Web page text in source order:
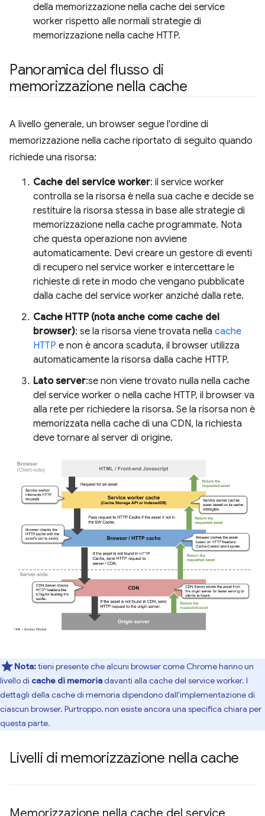
della memorizzazione nella cache dei service
worker rispetto alle normali strategie di
memorizzazione nella cache HTTP.
Panoramica del flusso di
memorizzazione nella cache
A livello generale, un browser segue l'ordine di
memorizzazione nella cache riportato di seguito quando
richiede una risorsa:
Cache del service worker: il service worker
controlla se la risorsa è nella sua cache e decide se
restituire la risorsa stessa in base alle strategie di
memorizzazione nella cache programmate. Nota
che questa operazione non avviene
automaticamente. Devi creare un gestore di eventi
di recupero nel service worker e intercettare le
richieste di rete in modo che vengano pubblicate
dalla cache del service worker anziché dalla rete.
Cache HTTP (nota anche come cache del
browser): se la risorsa viene trovata nella cache
HTTP e non è ancora scaduta, il browser utilizza
automaticamente la risorsa dalla cache HTTP.
Lato server:se non viene trovato nulla nella cache
del service worker o nella cache HTTP, il browser va
alla rete per richiedere la risorsa. Se la risorsa non è
memorizzata nella cache di una CDN, la richiesta
deve tornare al server di origine.
Nota:tieni presente che alcuni browser come Chrome hanno un
livello di cache di memoriadavanti alla cache del service worker. I
dettagli della cache di memoria dipendono dall'implementazione di
ciascun browser. Purtroppo, non esiste ancora una specifica chiara per
questa parte.
Livelli di memorizzazione nella cache